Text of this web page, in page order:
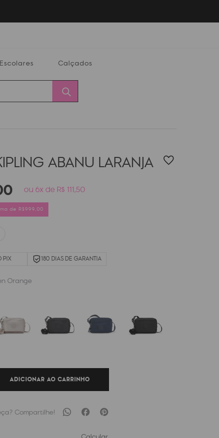
Escolares Calçados
ABANU LARANJA
ou 6x de R$ 111,50
de R$999,00
PIX 180 DIAS DE GARANTIA
Orange
ADICIONAR AO CARRINHO